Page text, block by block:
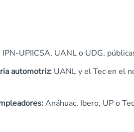
UPIICSA, UANL o UDG,
automotriz: UANL y el Tec en el
Anáhuac, Ibero, UP o